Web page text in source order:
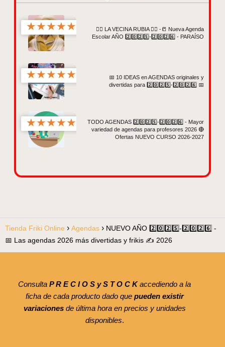
★★★★★
👱‍♀️ LA VECINA RUBIA 👱‍♀️ -📒 Nueva Agenda
Escolar AÑO 2️⃣0️⃣2️⃣5️⃣-2️⃣0️⃣2️⃣6️⃣ - PARAÍSO
★★★★★
📅 10 IDEAS en AGENDAS originales y
divertidas para 2️⃣0️⃣2️⃣5️⃣-2️⃣0️⃣2️⃣6️⃣ 📅
★★★★★
TODO AGENDAS 2️⃣0️⃣2️⃣5️⃣-2️⃣0️⃣2️⃣6️⃣ - Mayor
variedad de agendas para profesores 2026 🔴
Ofertas NUEVO CURSO 2026-2027
Tienda Friki Online Agendas
NUEVO AÑO 2️⃣0️⃣2️⃣5️⃣-2️⃣0️⃣2️⃣6️⃣ -
📅 Las agendas 2026 más divertidas y frikis ✍ 2026
Consulta P R E C I O S y S T O C Kaccediendo a la
ficha de cada producto dado que pueden existir
variacionesde última hora en precios y unidades
disponibles.